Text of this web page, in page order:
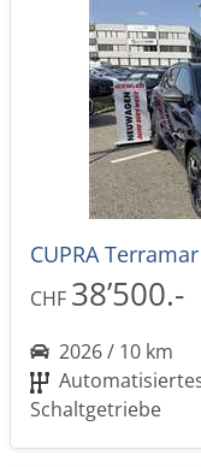
CHF 38’500.-
2026 / 10 km
Schaltgetriebe